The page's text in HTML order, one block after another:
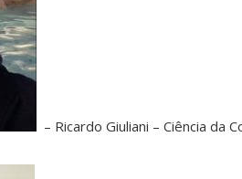
– Ricardo Giuliani – Ciência da